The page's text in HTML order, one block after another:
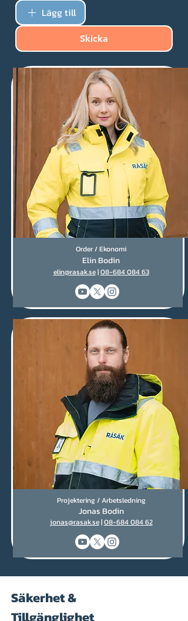
Lägg till
Skicka
Order / Ekonomi
Elin Bodin
elin@rasak.se|08-684 084 63
Projektering / Arbetsledning
Jonas Bodin
jonas@rasak.se|08-684 084 62
Säkerhet &